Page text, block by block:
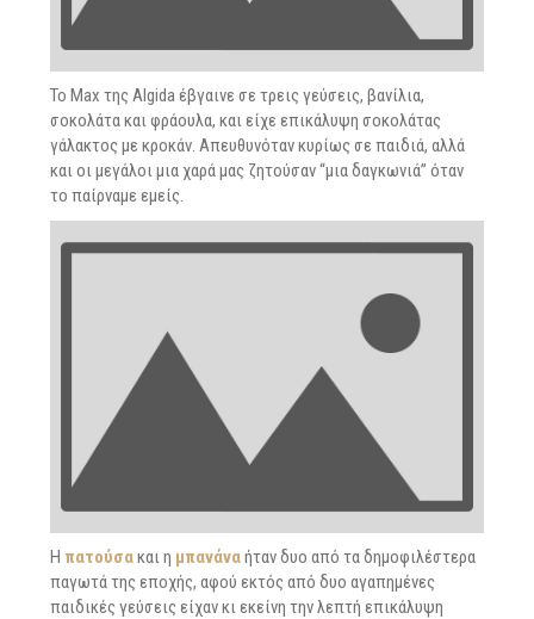
Το Max της Algida έβγαινε σε τρεις γεύσεις, βανίλια,
σοκολάτα και φράουλα, και είχε επικάλυψη σοκολάτας
γάλακτος με κροκάν. Απευθυνόταν κυρίως σε παιδιά, αλλά
και οι μεγάλοι μια χαρά μας ζητούσαν “μια δαγκωνιά” όταν
το παίρναμε εμείς.
Η πατούσακαι η μπανάναήταν δυο από τα δημοφιλέστερα
παγωτά της εποχής, αφού εκτός από δυο αγαπημένες
παιδικές γεύσεις είχαν κι εκείνη την λεπτή επικάλυψη